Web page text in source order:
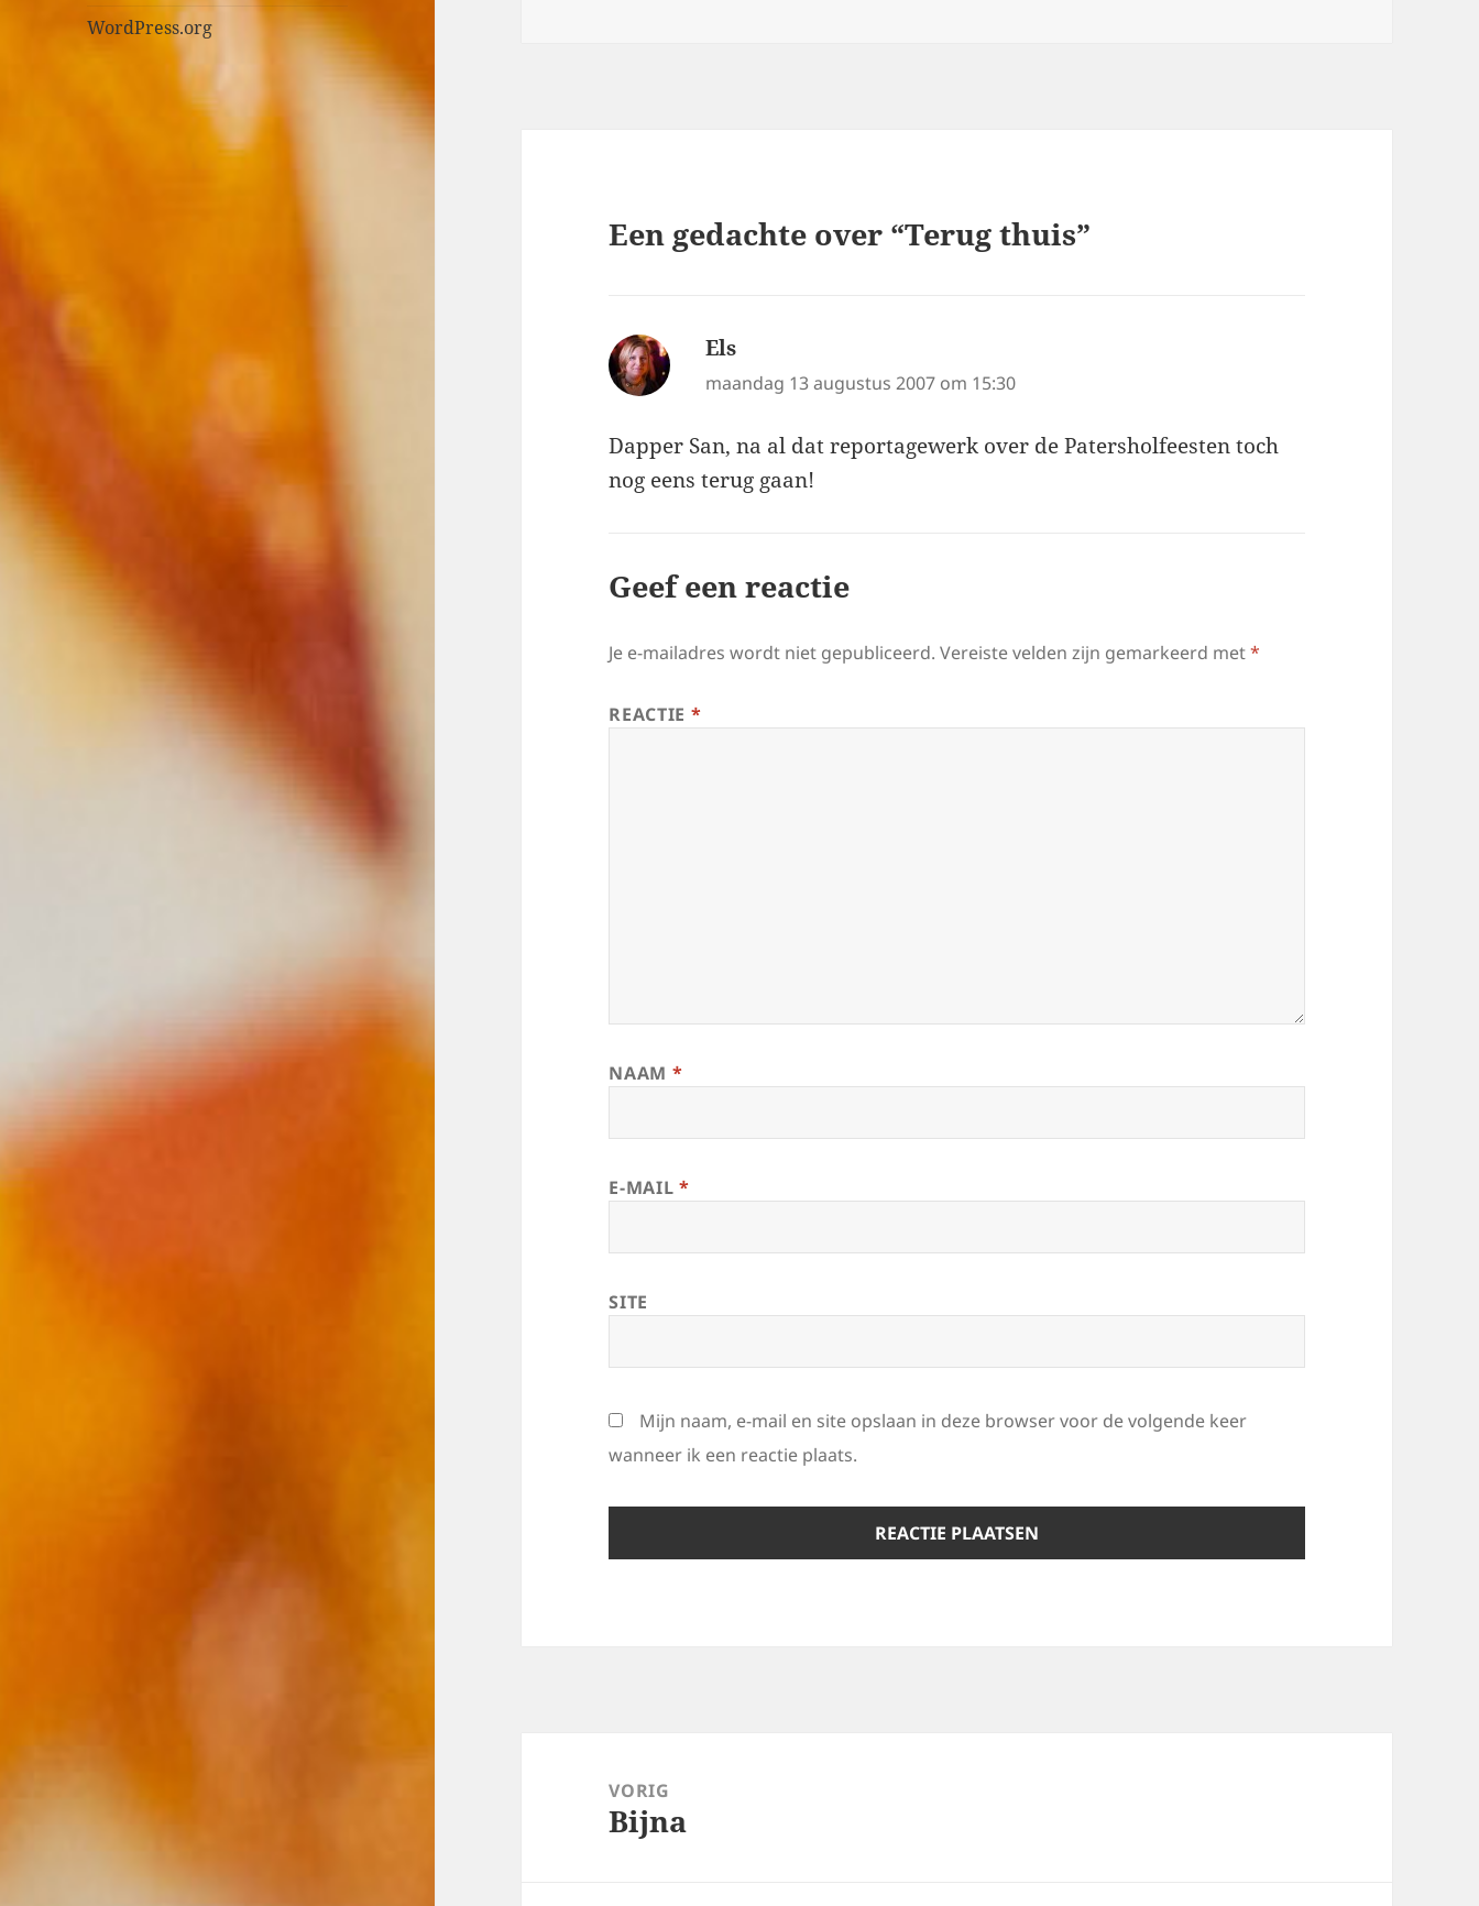
WordPress.org
Een gedachte over “Terug thuis”
Els
maandag 13 augustus 2007 om 15:30
Dapper San, na al dat reportagewerk over de Patersholfeesten toch
nog eens terug gaan!
Geef een reactie
Je e-mailadres wordt niet gepubliceerd. Vereiste velden zijn gemarkeerd met*
REACTIE *
NAAM *
E-MAIL *
SITE
Mijn naam, e-mail en site opslaan in deze browser voor de volgende keer
wanneer ik een reactie plaats.
navigatieVORIG
Vorig
Bijna